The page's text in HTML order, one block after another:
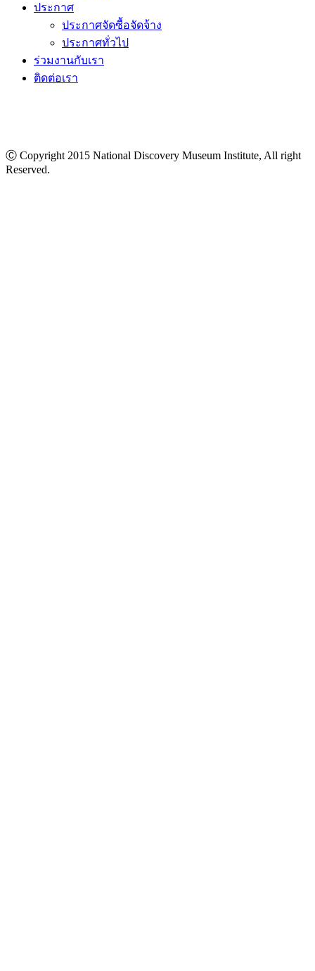
ประกาศ
ประกาศจัดซื้อจัดจ้าง
ประกาศทั่วไป
ร่วมงานกับเรา
ติดต่อเรา
Ⓒ Copyright 2015 National Discovery Museum Institute, All right
Reserved.